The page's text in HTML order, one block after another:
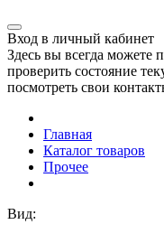
Вход в личный кабинет
Здесь вы всегда можете
проверить состояние
посмотреть свои
Главная
Каталог товаров
Прочее
Вид: